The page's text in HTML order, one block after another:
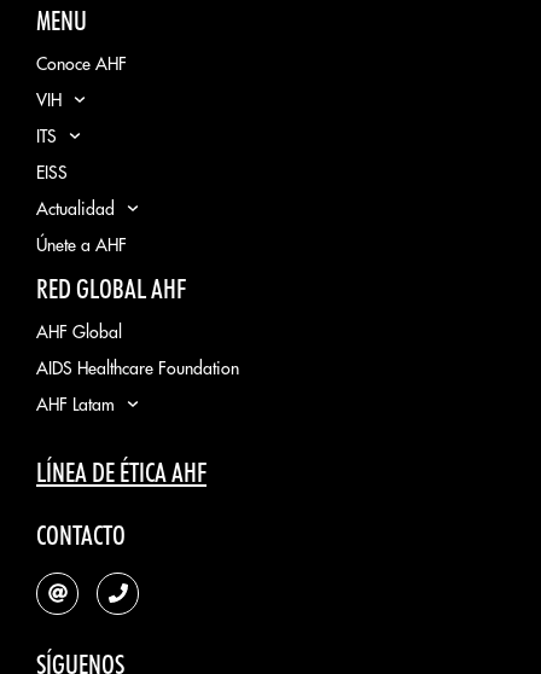
MENU
Conoce AHF
VIH
ITS
EISS
Actualidad
Únete a AHF
RED GLOBAL AHF
AHF Global
AIDS Healthcare Foundation
AHF Latam
LÍNEA DE ÉTICA AHF
CONTACTO
SÍGUENOS